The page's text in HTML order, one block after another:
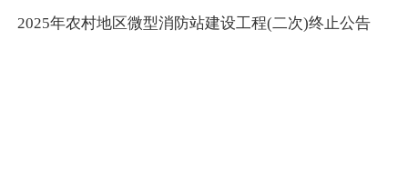
2025年农村地区微型消防站建设工程(二次)终止公告